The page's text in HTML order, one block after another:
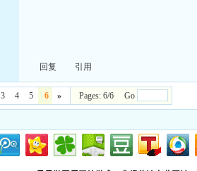
回复 引用
3 4 5 6 » Pages: 6/6 Go